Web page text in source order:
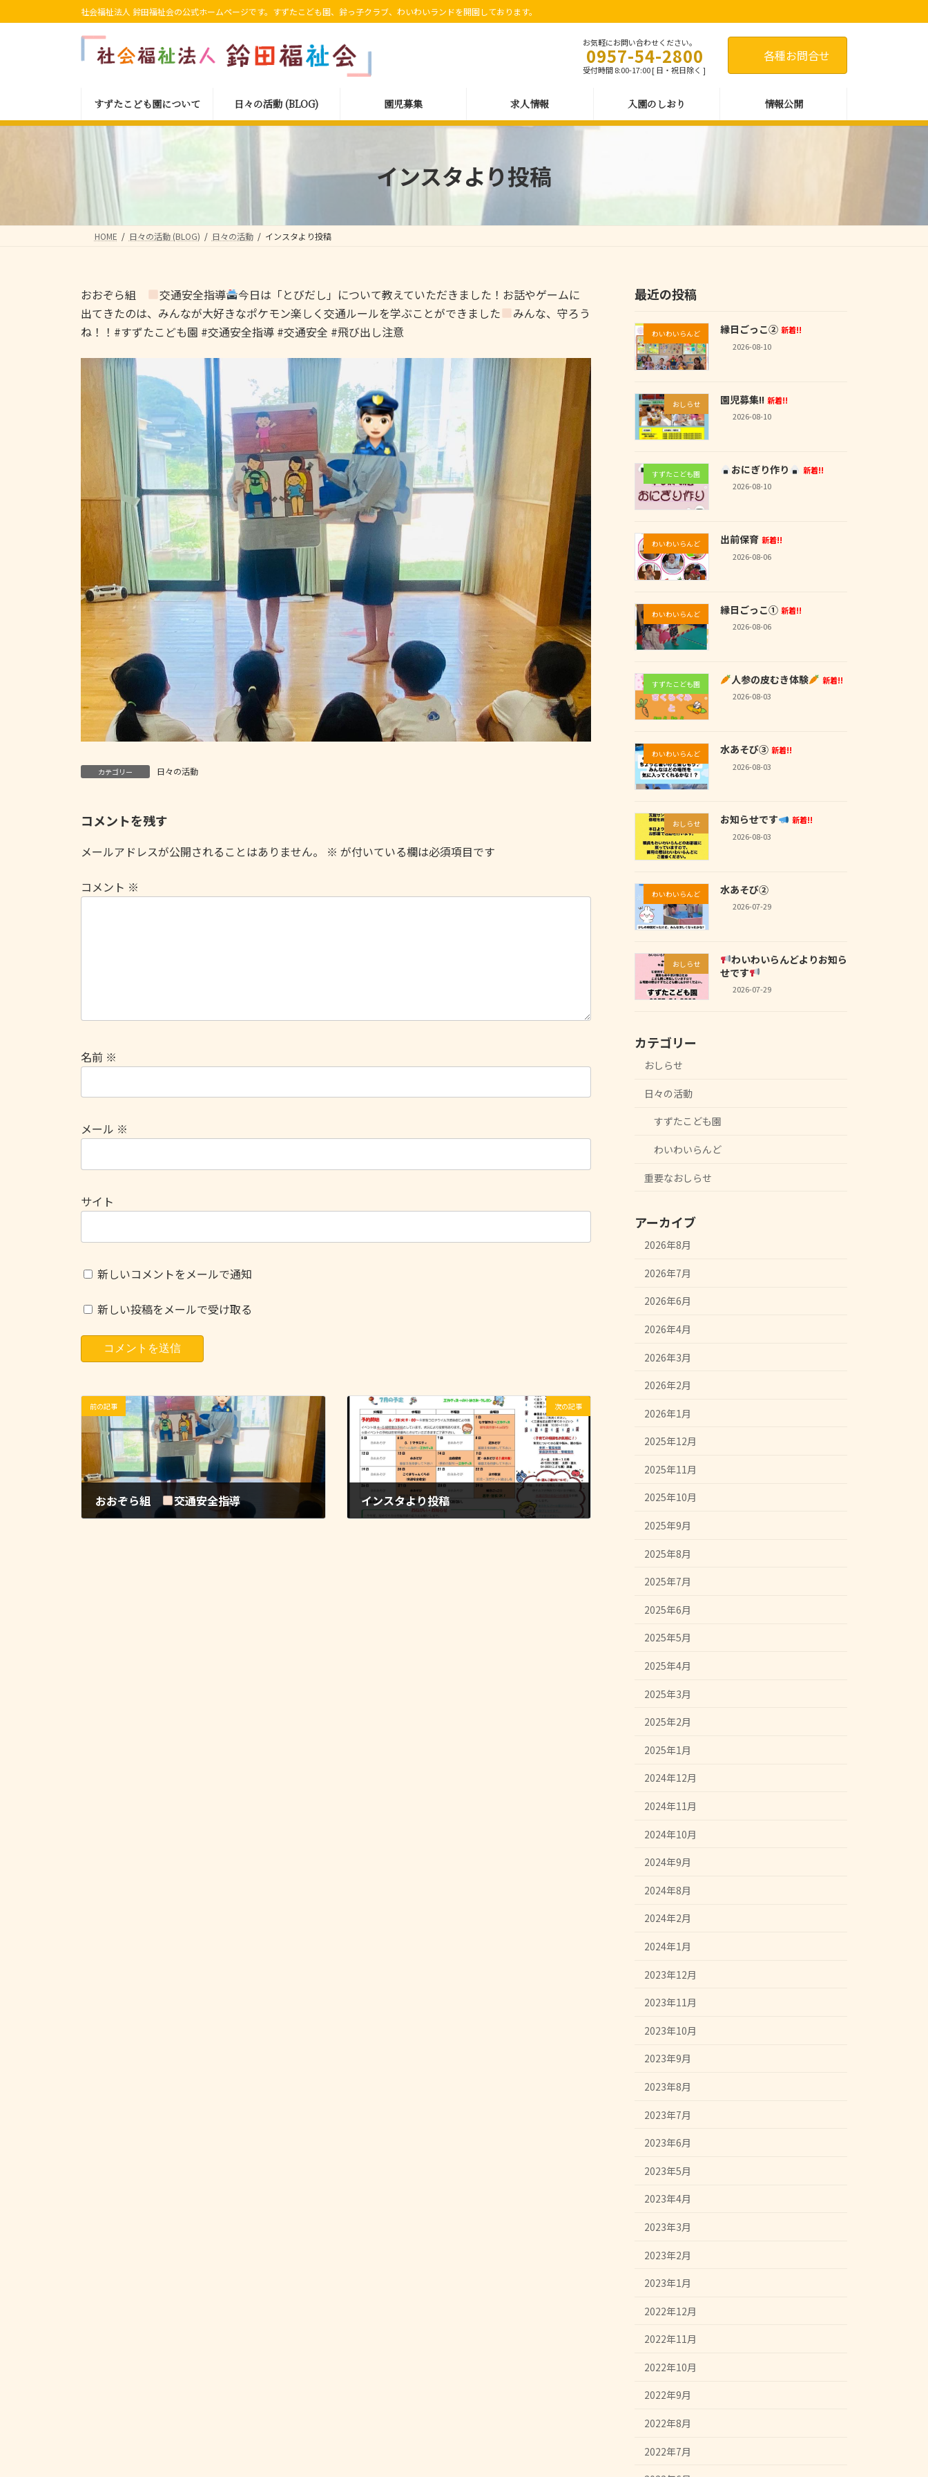
ン
キ
ビ
に
社会福祉法人 鈴田福祉会の公式ホームページです。すずたこども園、鈴っ子クラブ、わいわいランドを開園しております。
お気軽にお問い合わせください。
0957-54-2800
受付時間 8:00-17:00 [ 日・祝日除く ]
各種お問合せ
すずたこども園について 日々の活動 (BLOG) 園児募集 求人情報 入園のしおり 情報公開
インスタより投稿
HOME 日々の活動 (BLOG) 日々の活動 インスタより投稿
おおぞら組 交通安全指導
今日は「とびだし」について教えていただきました！お話やゲームに
出てきたのは、みんなが大好きなポケモン楽しく交通ルールを学ぶことができました
みんな、守ろう
ね！！#すずたこども園 #交通安全指導 #交通安全 #飛び出し注意
カテゴリー 日々の活動
コメントを残す
メールアドレスが公開されることはありません。 ※ が付いている欄は必須項目です
コメント ※
名前 ※
メール ※
サイト
新しいコメントをメールで通知
新しい投稿をメールで受け取る
前の記事
おおぞら組 交通安全指導
次の記事
インスタより投稿
最近の投稿
わいわいらんど 縁日ごっこ② 新着!!
2026-08-10
おしらせ 園児募集!! 新着!!
2026-08-10
すずたこども園 おにぎり作り
新着!!
2026-08-10
わいわいらんど 出前保育 新着!!
2026-08-06
わいわいらんど 縁日ごっこ① 新着!!
2026-08-06
すずたこども園 人参の皮むき体験
新着!!
2026-08-03
わいわいらんど 水あそび③ 新着!!
2026-08-03
おしらせ お知らせです
新着!!
2026-08-03
わいわいらんど 水あそび②
2026-07-29
おしらせ
わいわいらんどよりお知ら
せです
2026-07-29
カテゴリー
おしらせ
日々の活動
すずたこども園
わいわいらんど
重要なおしらせ
アーカイブ
2026年8月
2026年7月
2026年6月
2026年4月
2026年3月
2026年2月
2026年1月
2025年12月
2025年11月
2025年10月
2025年9月
2025年8月
2025年7月
2025年6月
2025年5月
2025年4月
2025年3月
2025年2月
2025年1月
2024年12月
2024年11月
2024年10月
2024年9月
2024年8月
2024年2月
2024年1月
2023年12月
2023年11月
2023年10月
2023年9月
2023年8月
2023年7月
2023年6月
2023年5月
2023年4月
2023年3月
2023年2月
2023年1月
2022年12月
2022年11月
2022年10月
2022年9月
2022年8月
2022年7月